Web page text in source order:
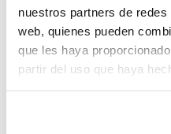
nuestros partners de
web, quienes pueden
que les haya
partir del uso que haya
-
Lo quiero
Accesorios
$4.99
Plastilina